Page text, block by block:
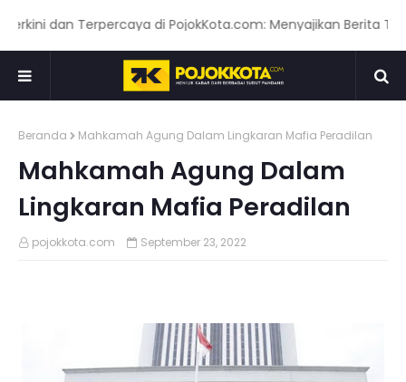
dan Terpercaya di PojokKota.com: Menyajikan Berita Terkini
Beranda Mahkamah Agung Dalam Lingkaran Mafia Peradilan
Mahkamah Agung Dalam
Lingkaran Mafia Peradilan
pojokkota.com September 23, 2022